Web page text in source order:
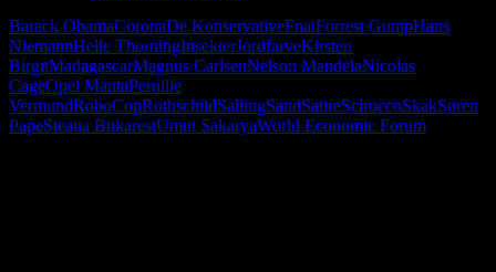
Barack ObamaCoronaDe KonservativeFnatForrest GumpHans
NiemannHelle ThorningInsekterJordfarveKirsten
BirgitMadagascarMagnus CarlsenNelson MandelaNicolas
CageOpel MantaPernille
VermundRoboCopRothschildSallingSandSatireSciroccoSkakSøren
PapeSteaua BukarestUmut SakaryaWorld Economic Forum